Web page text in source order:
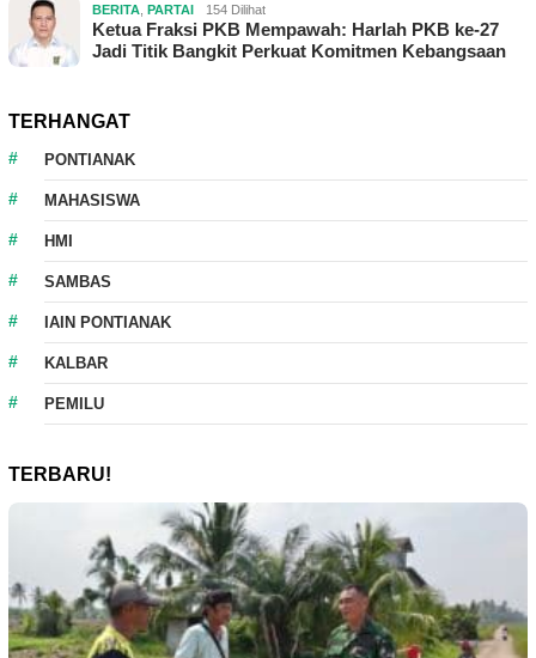
BERITA PARTAI 154 Dilihat
Ketua Fraksi PKB Mempawah: Harlah PKB ke-27
Jadi Titik Bangkit Perkuat Komitmen Kebangsaan
TERHANGAT
PONTIANAK
MAHASISWA
HMI
SAMBAS
IAIN PONTIANAK
KALBAR
PEMILU
TERBARU!